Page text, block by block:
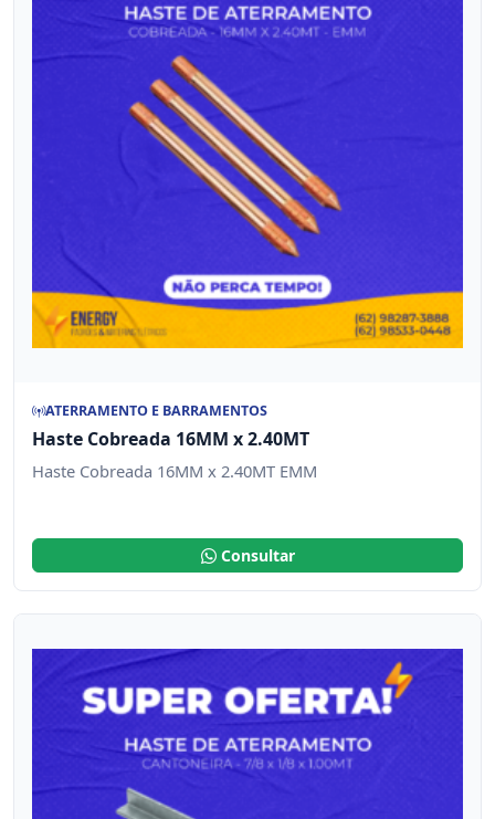
ATERRAMENTO E BARRAMENTOS
Haste Cobreada 16MM x 2.40MT
Haste Cobreada 16MM x 2.40MT EMM
Consultar